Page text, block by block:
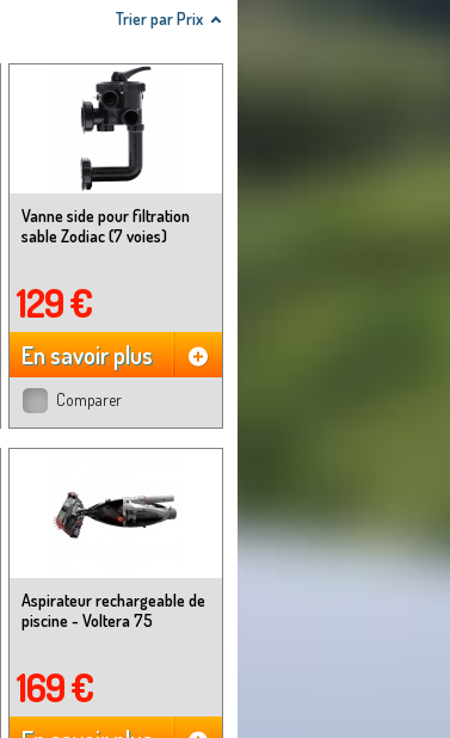
Trier par Prix
Vanne side pour filtration
sable Zodiac (7 voies)
129 €
En savoir plus
Comparer
Aspirateur rechargeable de
piscine - Voltera 75
169 €